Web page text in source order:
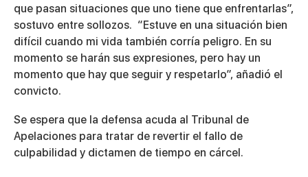
que pasan situaciones que uno tiene que enfrentarlas”,
sostuvo entre sollozos. “Estuve en una situación bien
difícil cuando mi vida también corría peligro. En su
momento se harán sus expresiones, pero hay un
momento que hay que seguir y respetarlo”, añadió el
convicto.
Se espera que la defensa acuda al Tribunal de
Apelaciones para tratar de revertir el fallo de
culpabilidad y dictamen de tiempo en cárcel.